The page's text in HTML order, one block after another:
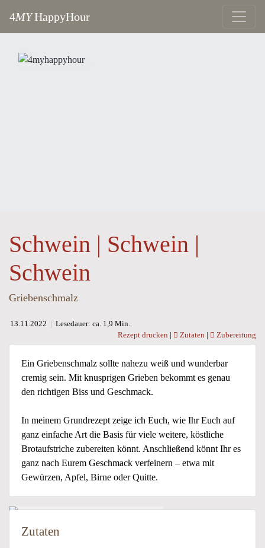
4MYHappyHour
Schwein | Schwein |
Schwein
Griebenschmalz
13.11.2022
Lesedauer: ca. 1,9 Min.
Rezept drucken
Zutaten Zubereitung
Ein Griebenschmalz sollte nahezu weiß und wunderbar
cremig sein. Mit knusprigen Grieben bekommt es genau
den richtigen Biss und Geschmack.
In meinem Grundrezept zeige ich Euch, wie Ihr Euch auf
ganz einfache Art die Basis für viele weitere, köstliche
Brotaufstriche zubereiten könnt. Anschließend könnt Ihr es
ganz nach Eurem Geschmack verfeinern – etwa mit
Gewürzen, Apfel, Birne oder Quitte.
Zutaten